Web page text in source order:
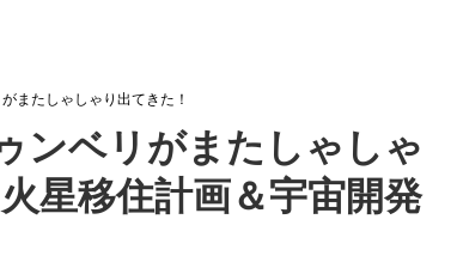
またしゃしゃり出てきた！
ンベリがまたしゃしゃ
星移住計画＆宇宙開発